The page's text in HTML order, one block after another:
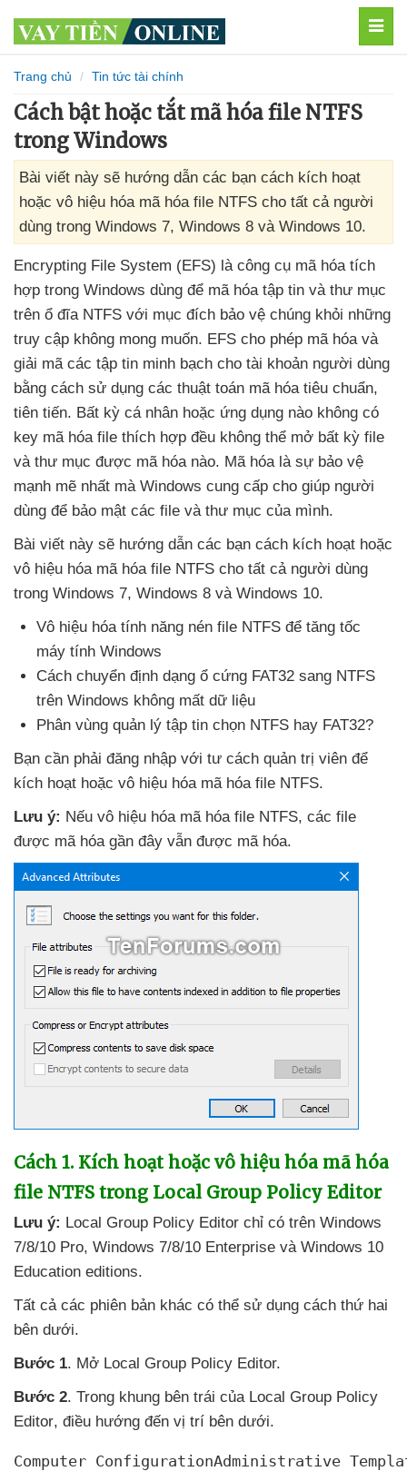
Trang chủ Tin tức tài chính
Cách bật hoặc tắt mã hóa file NTFS
trong Windows
Bài viết này sẽ hướng dẫn các bạn cách kích hoạt
hoặc vô hiệu hóa mã hóa file NTFS cho tất cả người
dùng trong Windows 7, Windows 8 và Windows 10.
Encrypting File System (EFS) là công cụ mã hóa tích
hợp trong Windows dùng để mã hóa tập tin và thư mục
trên ổ đĩa NTFS với mục đích bảo vệ chúng khỏi những
truy cập không mong muốn. EFS cho phép mã hóa và
giải mã các tập tin minh bạch cho tài khoản người dùng
bằng cách sử dụng các thuật toán mã hóa tiêu chuẩn,
tiên tiến. Bất kỳ cá nhân hoặc ứng dụng nào không có
key mã hóa file thích hợp đều không thể mở bất kỳ file
và thư mục được mã hóa nào. Mã hóa là sự bảo vệ
mạnh mẽ nhất mà Windows cung cấp cho giúp người
dùng để bảo mật các file và thư mục của mình.
Bài viết này sẽ hướng dẫn các bạn cách kích hoạt hoặc
vô hiệu hóa mã hóa file NTFS cho tất cả người dùng
trong Windows 7, Windows 8 và Windows 10.
Vô hiệu hóa tính năng nén file NTFS để tăng tốc
máy tính Windows
Cách chuyển định dạng ổ cứng FAT32 sang NTFS
trên Windows không mất dữ liệu
Phân vùng quản lý tập tin chọn NTFS hay FAT32?
Bạn cần phải đăng nhập với tư cách quản trị viên để
kích hoạt hoặc vô hiệu hóa mã hóa file NTFS.
Lưu ý: Nếu vô hiệu hóa mã hóa file NTFS, các file
được mã hóa gần đây vẫn được mã hóa.
Cách 1. Kích hoạt hoặc vô hiệu hóa mã hóa
file NTFS trong Local Group Policy Editor
Lưu ý: Local Group Policy Editor chỉ có trên Windows
7/8/10 Pro, Windows 7/8/10 Enterprise và Windows 10
Education editions.
Tất cả các phiên bản khác có thể sử dụng cách thứ hai
bên dưới.
Bước 1. Mở Local Group Policy Editor.
Bước 2. Trong khung bên trái của Local Group Policy
Editor, điều hướng đến vị trí bên dưới.
Computer ConfigurationAdministrative